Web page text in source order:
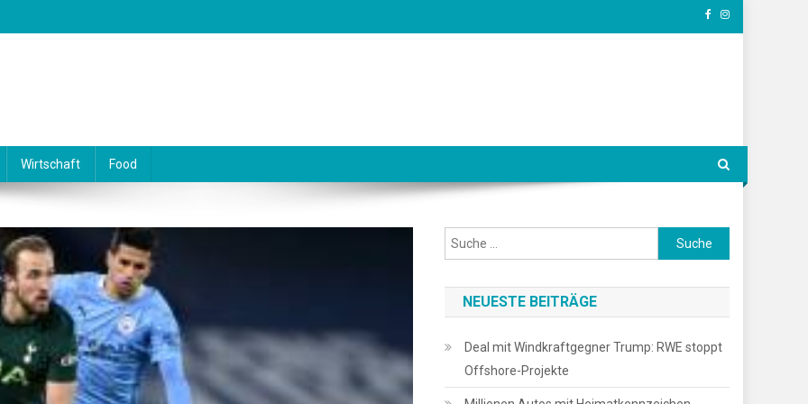
Wirtschaft Food
Suche
nach:
NEUESTE BEITRÄGE
Deal mit Windkraftgegner Trump: RWE stoppt
Offshore-Projekte